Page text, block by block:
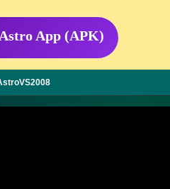
App (APK)